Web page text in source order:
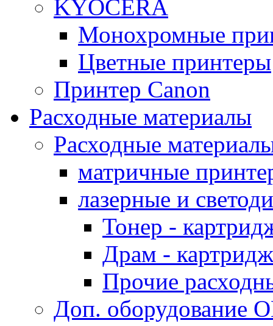
KYOCERA
Монохромные
Цветные принтеры
Принтер Canon
Расходные материалы
Расходные
матричные
лазерные и
Тонер -
Драм -
Прочие
Доп. оборудование